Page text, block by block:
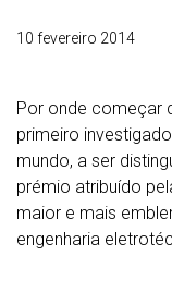
10 fevereiro 2014
Por onde começar
primeiro
mundo, a ser
prémio atribuído
maior e mais
engenharia